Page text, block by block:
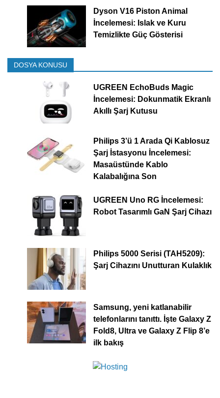
Dyson V16 Piston Animal
İncelemesi: Islak ve Kuru
Temizlikte Güç Gösterisi
DOSYA KONUSU
UGREEN EchoBuds Magic
İncelemesi: Dokunmatik Ekranlı
Akıllı Şarj Kutusu
Philips 3’ü 1 Arada Qi Kablosuz
Şarj İstasyonu İncelemesi:
Masaüstünde Kablo
Kalabalığına Son
UGREEN Uno RG İncelemesi:
Robot Tasarımlı GaN Şarj Cihazı
Philips 5000 Serisi (TAH5209):
Şarj Cihazını Unutturan Kulaklık
Samsung, yeni katlanabilir
telefonlarını tanıttı. İşte Galaxy Z
Fold8, Ultra ve Galaxy Z Flip 8’e
ilk bakış